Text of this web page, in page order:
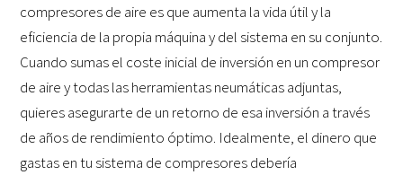
compresores de aire es que aumenta la vida útil y la
eficiencia de la propia máquina y del sistema en su conjunto.
Cuando sumas el coste inicial de inversión en un compresor
de aire y todas las herramientas neumáticas adjuntas,
quieres asegurarte de un retorno de esa inversión a través
de años de rendimiento óptimo. Idealmente, el dinero que
gastas en tu sistema de compresores debería